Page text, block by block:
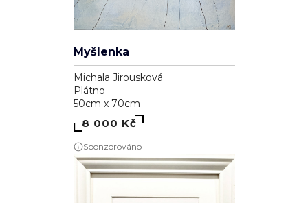
Myšlenka
Michala Jirousková
Plátno
50cm x 70cm
8 000 Kč
Sponzorováno